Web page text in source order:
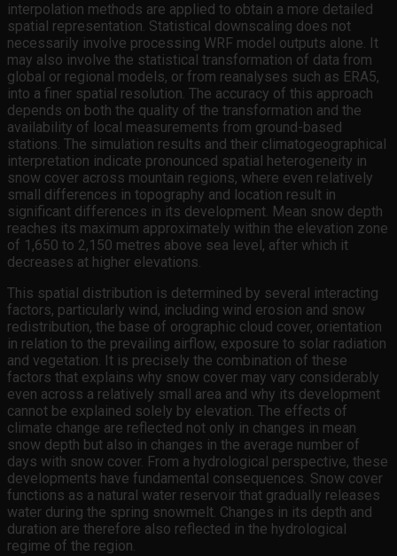
interpolation methods are applied to obtain a more detailed
spatial representation. Statistical downscaling does not
necessarily involve processing WRF model outputs alone. It
may also involve the statistical transformation of data from
global or regional models, or from reanalyses such as ERA5,
into a finer spatial resolution. The accuracy of this approach
depends on both the quality of the transformation and the
availability of local measurements from ground-based
stations. The simulation results and their climatogeographical
interpretation indicate pronounced spatial heterogeneity in
snow cover across mountain regions, where even relatively
small differences in topography and location result in
significant differences in its development. Mean snow depth
reaches its maximum approximately within the elevation zone
of 1,650 to 2,150 metres above sea level, after which it
decreases at higher elevations.
This spatial distribution is determined by several interacting
factors, particularly wind, including wind erosion and snow
redistribution, the base of orographic cloud cover, orientation
in relation to the prevailing airflow, exposure to solar radiation
and vegetation. It is precisely the combination of these
factors that explains why snow cover may vary considerably
even across a relatively small area and why its development
cannot be explained solely by elevation. The effects of
climate change are reflected not only in changes in mean
snow depth but also in changes in the average number of
days with snow cover. From a hydrological perspective, these
developments have fundamental consequences. Snow cover
functions as a natural water reservoir that gradually releases
water during the spring snowmelt. Changes in its depth and
duration are therefore also reflected in the hydrological
regime of the region.